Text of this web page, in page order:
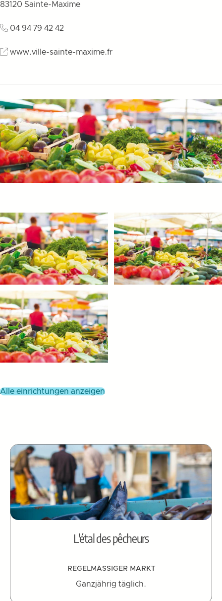
alle einrichtungen anzeigen
83120 Sainte-Maxime
04 94 79 42 42
www.ville-sainte-maxime.fr
L'étal des pêcheurs
REGELMÄSSIGER MARKT
Ganzjährig täglich.